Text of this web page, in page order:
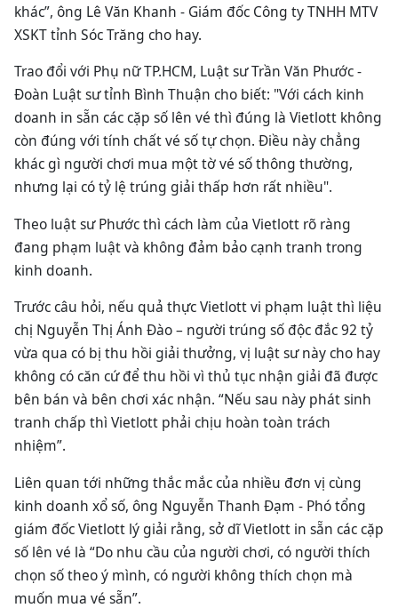
khác”, ông Lê Văn Khanh - Giám đốc Công ty TNHH MTV
XSKT tỉnh Sóc Trăng cho hay.
Trao đổi với Phụ nữ TP.HCM, Luật sư Trần Văn Phước -
Đoàn Luật sư tỉnh Bình Thuận cho biết: "Với cách kinh
doanh in sẵn các cặp số lên vé thì đúng là Vietlott không
còn đúng với tính chất vé số tự chọn. Điều này chẳng
khác gì người chơi mua một tờ vé số thông thường,
nhưng lại có tỷ lệ trúng giải thấp hơn rất nhiều".
Theo luật sư Phước thì cách làm của Vietlott rõ ràng
đang phạm luật và không đảm bảo cạnh tranh trong
kinh doanh.
Trước câu hỏi, nếu quả thực Vietlott vi phạm luật thì liệu
chị Nguyễn Thị Ánh Đào – người trúng số độc đắc 92 tỷ
vừa qua có bị thu hồi giải thưởng, vị luật sư này cho hay
không có căn cứ để thu hồi vì thủ tục nhận giải đã được
bên bán và bên chơi xác nhận. “Nếu sau này phát sinh
tranh chấp thì Vietlott phải chịu hoàn toàn trách
nhiệm”.
Liên quan tới những thắc mắc của nhiều đơn vị cùng
kinh doanh xổ số, ông Nguyễn Thanh Đạm - Phó tổng
giám đốc Vietlott lý giải rằng, sở dĩ Vietlott in sẵn các cặp
số lên vé là “Do nhu cầu của người chơi, có người thích
chọn số theo ý mình, có người không thích chọn mà
muốn mua vé sẵn”.